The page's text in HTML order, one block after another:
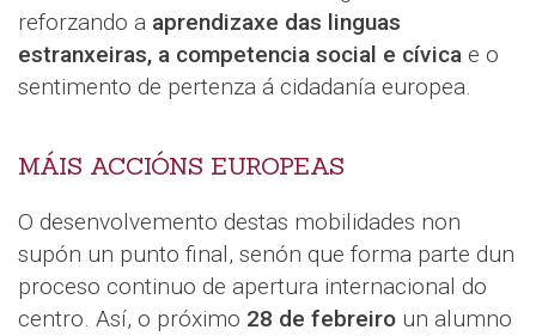
reforzando a aprendizaxe das linguas
estranxeiras, a competencia social e cívica e o
sentimento de pertenza á cidadanía europea.
MÁIS ACCIÓNS EUROPEAS
O desenvolvemento destas mobilidades non
supón un punto final, senón que forma parte dun
proceso continuo de apertura internacional do
centro. Así, o próximo 28 de febreiro un alumno